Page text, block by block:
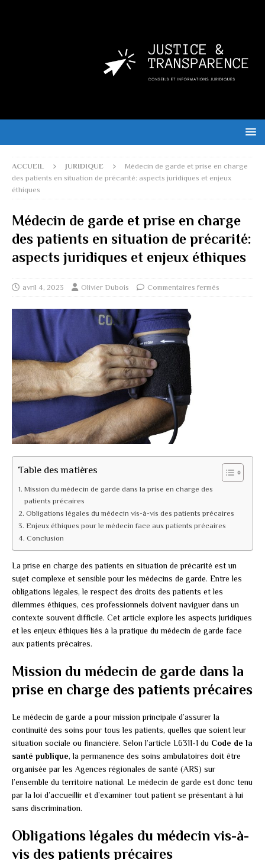
ACCUEIL JURIDIQUE
Médecin de garde et prise en charge
des patients en situation de précarité: aspects juridiques et enjeux
éthiques
Médecin de garde et prise en charge
des patients en situation de précarité:
aspects juridiques et enjeux éthiques
avril 4, 2023 Olivier Dubois Commentaires fermés
Table des matières
Mission du médecin de garde dans la prise en charge des
patients précaires
Obligations légales du médecin vis-à-vis des patients précaires
Enjeux éthiques pour le médecin face aux patients précaires
Conclusion
La prise en charge des patients en situation de précarité est un
sujet complexe et sensible pour les médecins de garde. Entre les
obligations légales, le respect des droits des patients et les
dilemmes éthiques, ces professionnels doivent naviguer dans un
contexte souvent difficile. Cet article explore les aspects juridiques
et les enjeux éthiques liés à la pratique du médecin de garde face
aux patients précaires.
Mission du médecin de garde dans la
prise en charge des patients précaires
Le médecin de garde a pour mission principale d’assurer la
continuité des soins pour tous les patients, quelles que soient leur
situation sociale ou financière. Selon l’article L6311-1 du Code de la
santé publique, la permanence des soins ambulatoires doit être
organisée par les Agences régionales de santé (ARS) sur
l’ensemble du territoire national. Le médecin de garde est donc tenu
par la loi d’accueillir et d’examiner tout patient se présentant à lui
sans discrimination.
Obligations légales du médecin vis-à-
vis des patients précaires